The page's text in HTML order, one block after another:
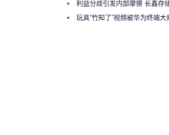
利益分歧引发内部摩擦 长鑫存
师驱逐出研发基地
玩具“竹知了”视频被华为终端